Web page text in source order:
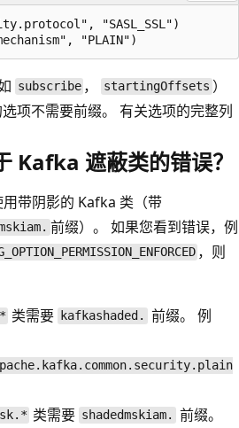
"SASL_SSL")
subscribe ， startingOffsets ）
选项不需要前缀。 有关选项的完整列
Kafka 遮蔽类的错误？
带阴影的 Kafka 类（带
前缀）。 如果您看到错误，例
，则
类需要 kafkashaded.
前缀。 例
类需要 shadedmskiam.
前缀。